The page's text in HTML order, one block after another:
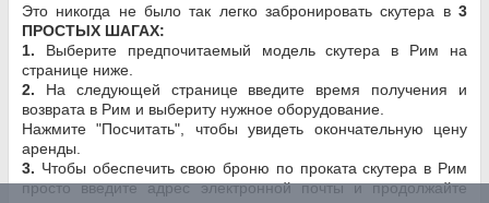
Это никогда не было так легко забронировать скутера в 3
ПРОСТЫХ ШАГАХ:
1. Выберите предпочитаемый модель скутера в Рим на
странице ниже.
2. На следующей странице введите время получения и
возврата в Рим и выбериту нужное оборудование.
Нажмите "Посчитать", чтобы увидеть окончательную цену
аренды.
3. Чтобы обеспечить свою броню по проката скутера в Рим
просто введите адрес электронной почты и продолжайте